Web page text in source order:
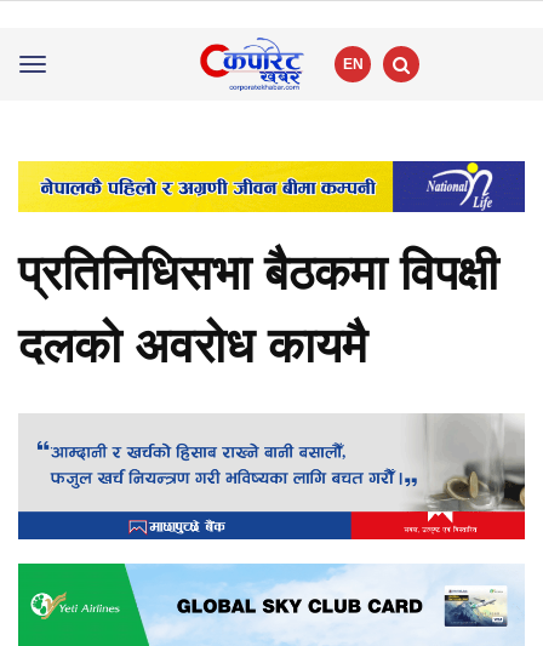
Toggle
EN
प्रतिनिधिसभा बैठकमा विपक्षी
दलको अवरोध कायमै